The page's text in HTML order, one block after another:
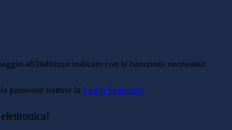
all'indirizzo indicato con le istruzioni necessarie.
password tramite la Login Spaggiari